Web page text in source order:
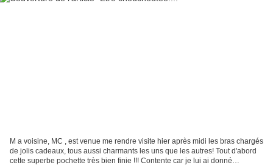
M a voisine, MC , est venue me rendre visite hier après midi les bras chargés
de jolis cadeaux, tous aussi charmants les uns que les autres! Tout d'abord
cette superbe pochette très bien finie !!! Contente car je lui ai donné